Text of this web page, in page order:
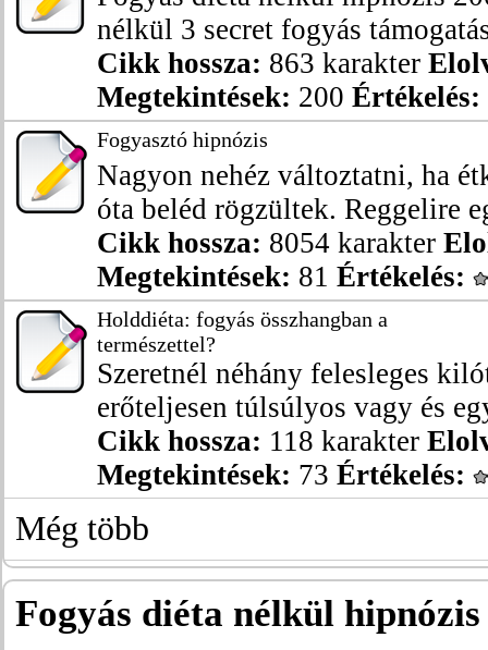
nélkül 3 secret fogyás
Cikk hossza: 863 karakter
Megtekintések: 200 Értékelés:
Fogyasztó hipnózis
Nagyon nehéz változtatni, ha
óta beléd rögzültek. Reggelire
Cikk hossza: 8054 karakter
Megtekintések: 81 Értékelés:
Holddiéta: fogyás összhangban a
természettel?
Szeretnél néhány felesleges
erőteljesen túlsúlyos vagy és
Cikk hossza: 118 karakter
Megtekintések: 73 Értékelés:
Még több
Fogyás diéta nélkül